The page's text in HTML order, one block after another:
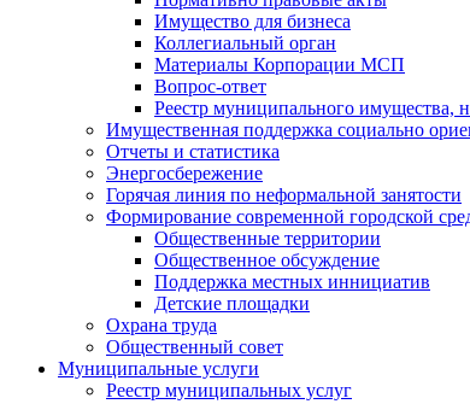
Имущество для бизнеса
Коллегиальный орган
Материалы Корпорации МСП
Вопрос-ответ
Реестр муниципального имущества,
Имущественная поддержка социально
Отчеты и статистика
Энергосбережение
Горячая линия по неформальной занятости
Формирование современной городской
Общественные территории
Общественное обсуждение
Поддержка местных иннициатив
Детские площадки
Охрана труда
Общественный совет
Муниципальные услуги
Реестр муниципальных услуг